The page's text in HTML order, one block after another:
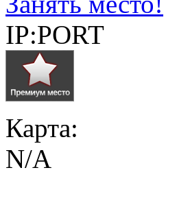
IP:PORT
Карта:
N/A